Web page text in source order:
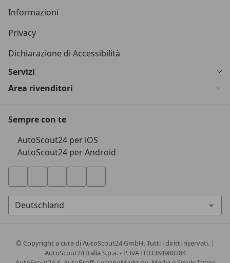
Informazioni
Privacy
Dichiarazione di Accessibilità
Servizi
Area rivenditori
Sempre con te
AutoScout24 per iOS
AutoScout24 per Android
© Copyrighta cura di AutoScout24 GmbH. Tutti i diritti riservati. |
AutoScout24 Italia S.p.a. - P. IVA IT03384980284